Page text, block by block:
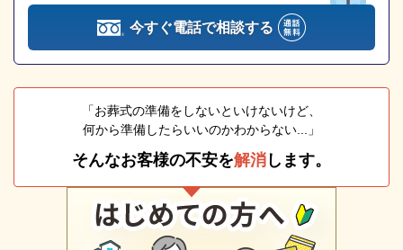
今すぐ電話で相談する
「お葬式の準備をしないといけないけど、
何から準備したらいいのかわからない...」
そんなお客様の不安を解消 します。